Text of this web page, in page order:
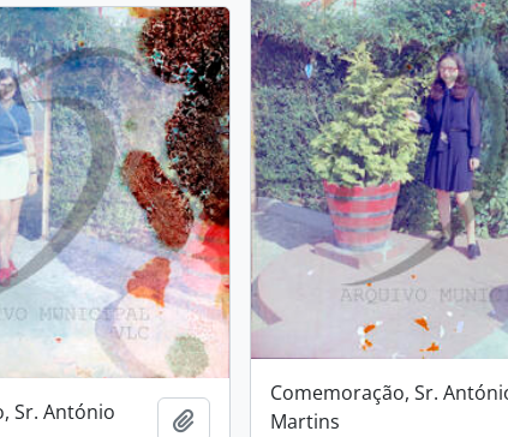
Comemoração, Sr.
Martins
Sr. António
Add to clipboard